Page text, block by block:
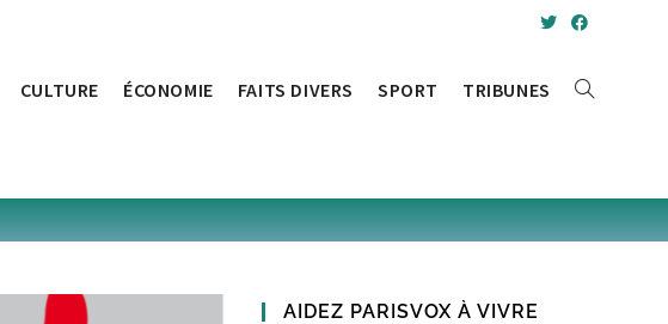
CULTURE ÉCONOMIE FAITS DIVERS SPORT TRIBUNES
AIDEZ PARISVOX À VIVRE